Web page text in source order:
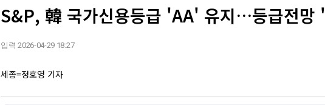
S&P, 韓 국가신용등급 'AA' 유지…등급전망
입력 2026-04-29 18:27
세종=정호영 기자